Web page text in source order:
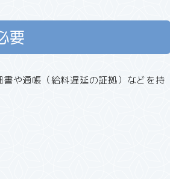
要
や通帳（給料遅延の証拠）などを持